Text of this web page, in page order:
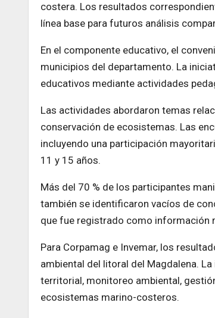
costera. Los resultados
línea base para futuros análisis
En el componente educativo, el
municipios del departamento. La
educativos mediante actividades
Las actividades abordaron temas
conservación de ecosistemas. Las
incluyendo una participación
11 y 15 años.
Más del 70 % de los participantes
también se identificaron vacíos de
que fue registrado como información
Para Corpamag e Invemar, los
ambiental del litoral del Magdalena.
territorial, monitoreo ambiental,
ecosistemas marino-costeros.